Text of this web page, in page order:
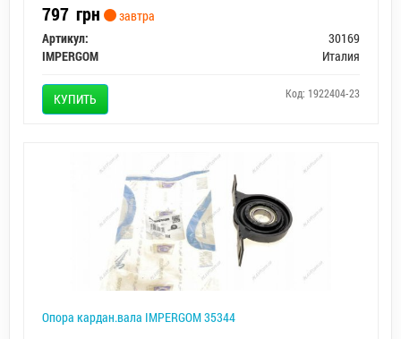
797 грн
завтра
Артикул:
30169
IMPERGOM
Италия
КУПИТЬ Код: 1922404-23
Опора кардан.вала IMPERGOM 35344